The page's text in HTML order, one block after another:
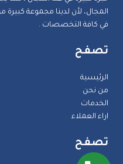
المجال، لأن لدينا مجموعة كبيرة
في كافة التخصصات .
تصفح
الرئيسية
من نحن
الخدمات
اراء العملاء
تصفح